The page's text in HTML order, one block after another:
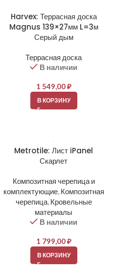
Harvex: Террасная доска
Magnus 139×27мм L=3м
Серый дым
Террасная доска
В наличии
1 549,00₽
В КОРЗИНУ
Metrotile: Лист iPanel
Скарлет
Композитная черепица и
комплектующие, Композитная
черепица, Кровельные
материалы
В наличии
1 799,00₽
В КОРЗИНУ